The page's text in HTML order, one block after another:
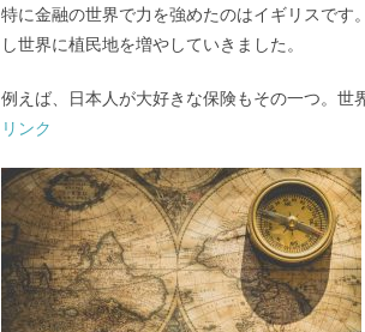
特に金融の世界で力を強めたのはイギリスで
し世界に植民地を増やしていきました。
例えば、日本人が大好きな保険もその一つ。
リンク